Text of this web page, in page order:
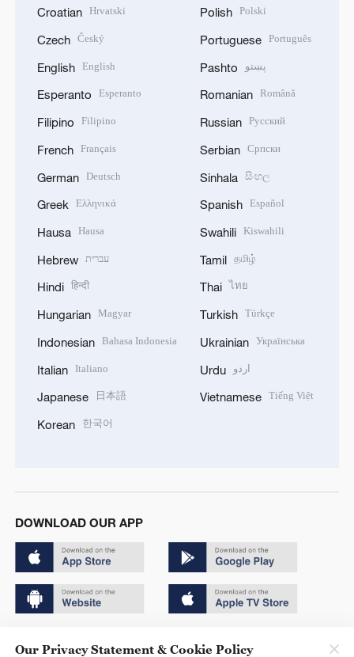
Croatian Hrvatski
Czech Český
English English
Esperanto Esperanto
Filipino Filipino
French Français
German Deutsch
Greek Ελληνικά
Hausa Hausa
Hebrew עברית
Hindi हिन्दी
Hungarian Magyar
Indonesian Bahasa Indonesia
Italian Italiano
Japanese 日本語
Korean 한국어
Polish Polski
Portuguese Português
Pashto پښتو
Romanian Română
Russian Русский
Serbian Српски
Sinhala සිංහල
Spanish Español
Swahili Kiswahili
Tamil தமிழ்
Thai ไทย
Turkish Türkçe
Ukrainian Українська
Urdu اردو
Vietnamese Tiếng Việt
DOWNLOAD OUR APP
Our Privacy Statement & Cookie Policy